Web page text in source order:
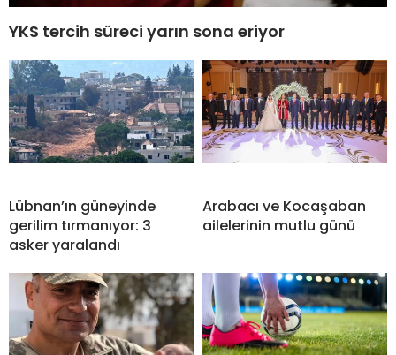
YKS tercih süreci yarın sona eriyor
Lübnan’ın güneyinde
gerilim tırmanıyor: 3
asker yaralandı
Arabacı ve Kocaşaban
ailelerinin mutlu günü